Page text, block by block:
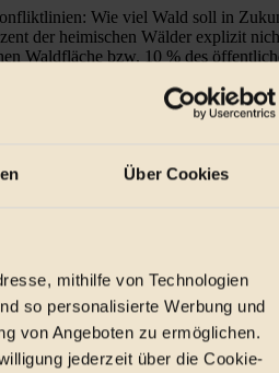
Über Cookies
mithilfe von Technologien
so personalisierte Werbung und
von Angeboten zu ermöglichen.
jederzeit über die Cookie-
Wie viel Wald soll in
der heimischen Wälder explizit
Waldfläche bzw. 10 % des